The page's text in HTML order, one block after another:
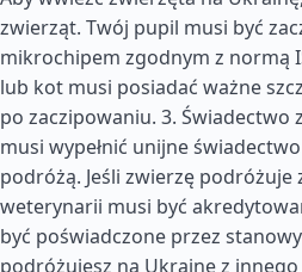
zwierząt. Twój pupil musi być
mikrochipem zgodnym z normą
lub kot musi posiadać ważne
po zaczipowaniu. 3.
musi wypełnić unijne
podróżą. Jeśli zwierzę
weterynarii musi być
być poświadczone przez
podróżujesz na Ukrainę z